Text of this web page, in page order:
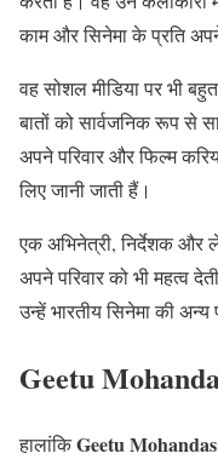
काम और सिनेमा के प्रति
वह सोशल मीडिया पर भी
बातों को सार्वजनिक रूप से
अपने परिवार और फिल्म
लिए जानी जाती हैं।
एक अभिनेत्री, निर्देशक और
अपने परिवार को भी महत्व
उन्हें भारतीय सिनेमा की
Geetu
हालांकिGeetu